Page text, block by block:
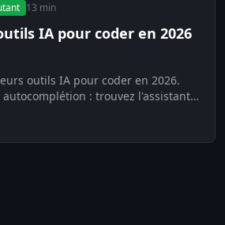
13 min
IA pour coder en 2026
outils IA pour coder en 2026.
: trouvez l'assistant